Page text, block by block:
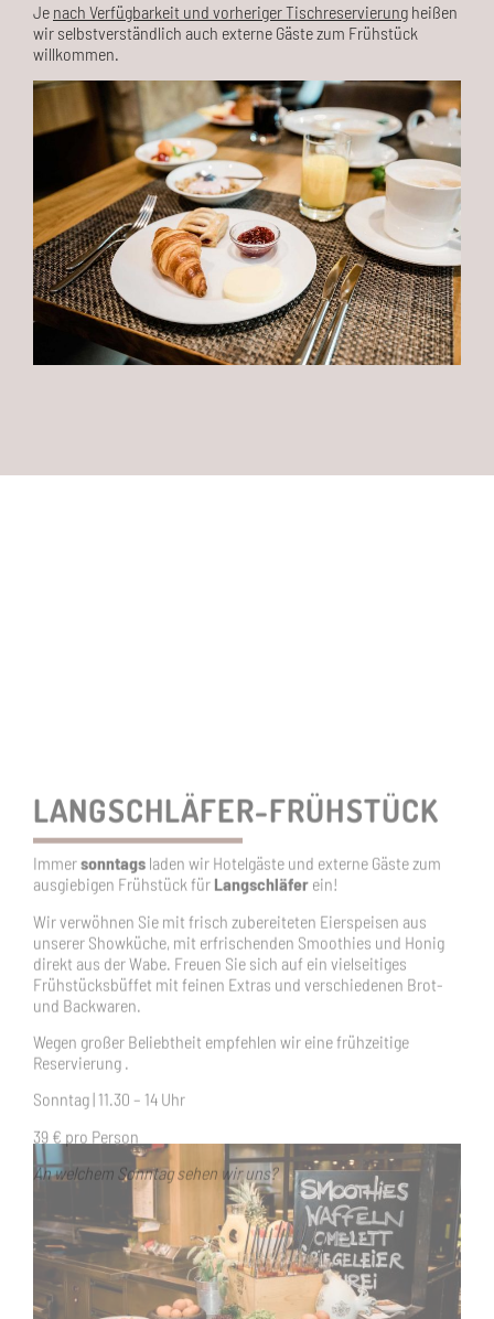
Je nach Verfügbarkeit und vorheriger Tischreservierung heißen
wir selbstverständlich auch externe Gäste zum Frühstück
willkommen.
unserer Showküche, mit erfrischenden Smoothies und Honig
direkt aus der Wabe. Freuen Sie sich auf ein vielseitiges
Frühstücksbüffet mit feinen Extras und verschiedenen Brot-
und Backwaren.
Reservierung .
Sonntag | 11.30 – 14 Uhr
39 € pro Person
An welchem Sonntag sehen wir uns?